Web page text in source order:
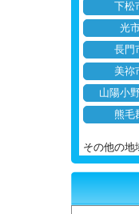
下松
光
長門
美祢
山陽小
熊毛
その他の地